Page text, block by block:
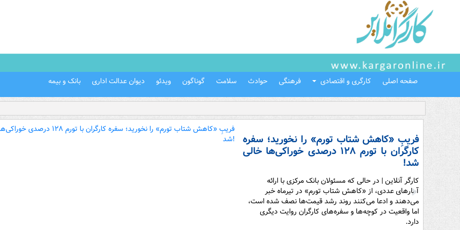
صفحه اصلی کارگری و اقتصادی فرهنگی حوادث سلامت گوناگون ویدئو دیوان عدالت اداری بانک و بیمه
فریبِ «کاهش شتاب تورم» را نخورید؛ سفره
کارگران با تورم ۱۲۸ درصدی خوراکی‌ها خالی
شد!
کارگر آنلاین | در حالی که مسئولان بانک مرکزی با ارائه
آمارهای عددی، از «کاهش شتاب تورم» در تیرماه خبر
می‌دهند و ادعا می‌کنند روند رشد قیمت‌ها نصف شده است،
اما واقعیت در کوچه‌ها و سفره‌های کارگران روایت دیگری
دارد.